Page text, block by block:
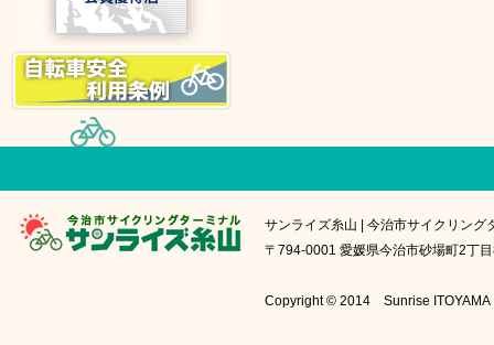
サンライズ糸山 | 今治市サイクリング
〒794-0001 愛媛県今治市砂場町2
Copyright © 2014 Sunrise